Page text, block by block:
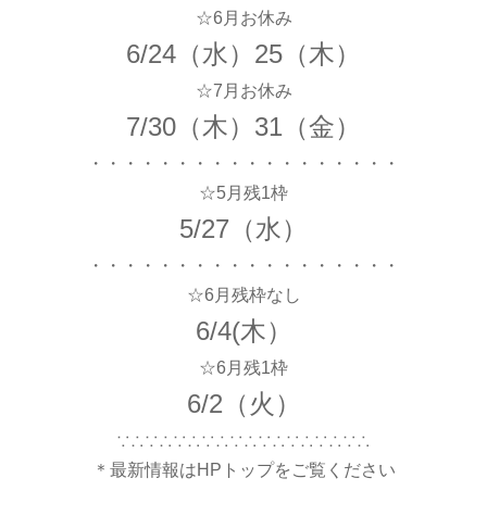
☆6月お休み
6/24（水）25（木）
☆7月お休み
7/30（木）31（金）
・・・・・・・・・・・・・・・・・・
☆5月残1枠
5/27（水）
・・・・・・・・・・・・・・・・・・
☆6月残枠なし
6/4(木）
☆6月残1枠
6/2（火）
∵∴∵∴∵∴∵∴∵∴∵∴∵∴∵∴∵∴
＊最新情報はHPトップをご覧ください